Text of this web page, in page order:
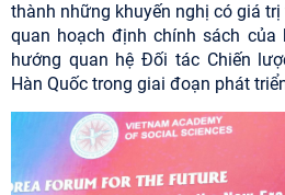
thành những khuyến nghị có giá
quan hoạch định chính sách của
hướng quan hệ Đối tác Chiến
Hàn Quốc trong giai đoạn phát